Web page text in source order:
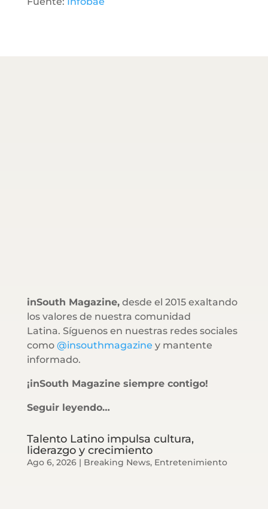
inSouth Magazine,desde el 2015 exaltando
los valores de nuestra comunidad
Latina. Síguenos en nuestras redes sociales
como @insouthmagazine y mantente
informado.
¡inSouth Magazine siempre contigo!
Seguir leyendo…
Talento Latino impulsa cultura,
liderazgo y crecimiento
Ago 6, 2026| Breaking News, Entretenimiento